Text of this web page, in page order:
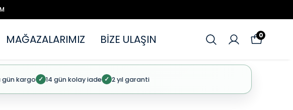
MAĞAZALARIMIZ BİZE ULAŞIN 0
gün kargo ✓ 14 gün kolay iade ✓ 2 yıl garanti